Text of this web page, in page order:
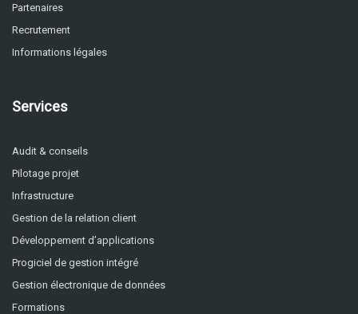
Partenaires
Recrutement
Informations légales
Services
Audit & conseils
Pilotage projet
Infrastructure
Gestion de la relation client
Développement d’applications
Progiciel de gestion intégré
Gestion électronique de données
Formations